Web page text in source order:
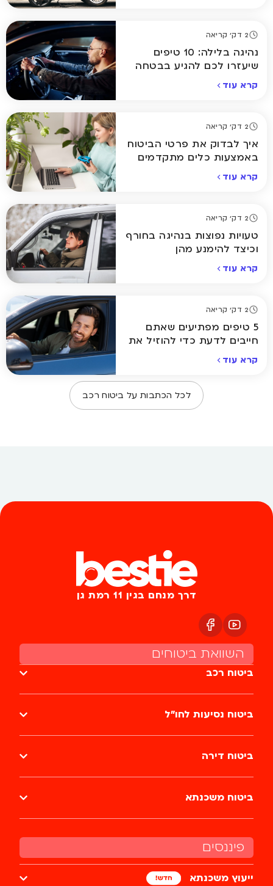
2 דק' קריאה
נהיגה בלילה: 10 טיפים
שיעזרו לכם להגיע בבטחה
קרא עוד
2 דק' קריאה
איך לבדוק את פרטי הביטוח
באמצעות כלים מתקדמים
קרא עוד
2 דק' קריאה
טעויות נפוצות בנהיגה בחורף
וכיצד להימנע מהן
קרא עוד
2 דק' קריאה
5 טיפים מפתיעים שאתם
חייבים לדעת כדי להוזיל את
קרא עוד
לכל הכתבות על ביטוח רכב
פיננסים
ייעוץ משכנתא
דרך מנחם בגין 11 רמת גן
השוואת ביטוחים
ביטוח רכב
ביטוח נסיעות לחו״ל
ביטוח דירה
ביטוח משכנתא